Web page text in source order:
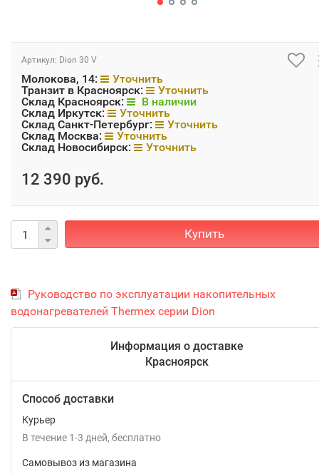
Артикул: Dion 30 V
Молокова, 14:
Уточнить
Транзит в Красноярск:
Уточнить
Склад Красноярск:
В наличии
Склад Иркутск:
Уточнить
Склад Санкт-Петербург:
Уточнить
Склад Москва:
Уточнить
Склад Новосибирск:
Уточнить
12 390 руб.
Купить
Руководство по эксплуатации накопительных
водонагревателей Thermex серии Dion
Информация о доставке
Красноярск
Способ доставки
Курьер
В течение 1-3 дней Бесплатно
Самовывоз из магазина